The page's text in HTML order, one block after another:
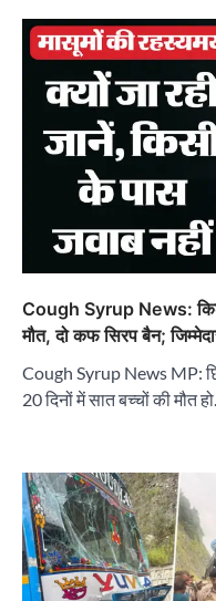
Cough Syrup News:
मौत, दो कफ सिरप बैन;
Cough Syrup News MP:
20 दिनों में सात बच्चों की मौत